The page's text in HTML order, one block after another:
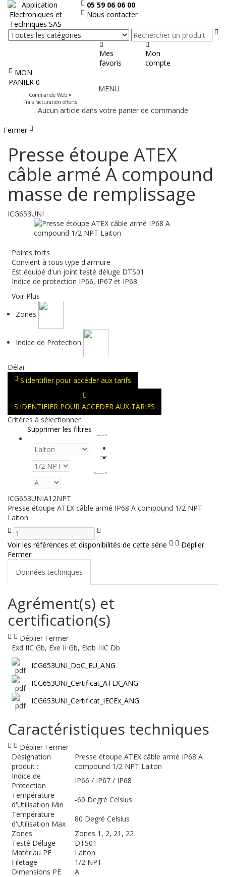
05 59 06 06 00
Nous contacter
Mes
favoris
Mon
compte
MON
PANIER 0
Commande Web =
Frais facturation offerts
le
MENU
Aucun article dans votre panier de commande
Fermer
Presse étoupe ATEX
câble armé A compound
masse de remplissage
ICG653UNI
Points forts
Convient à tous type d'armure
Est équipé d'un joint testé déluge DTS01
Indice de protection IP66, IP67 et IP68
Voir Plus
Zones
Indice de Protection
Délai :
S'identifier pour accéder aux tarifs
S'IDENTIFIER POUR ACCEDER AUX TARIFS
Critères à sélectionner
Supprimer les filtres
Matériau PE :
Filetage :
Dimensions PE :
ICG653UNIA12NPT
Presse étoupe ATEX câble armé IP68 A compound 1/2 NPT
Laiton
Voir les références et disponibilités de cette série
Déplier
Fermer
Données techniques
Agrément(s) et
certification(s)
Déplier Fermer
Exd IIC Gb, Exe II Gb, Extb IIIC Db
ICG653UNI_DoC_EU_ANG
ICG653UNI_Certificat_ATEX_ANG
ICG653UNI_Certificat_IECEx_ANG
Caractéristiques techniques
Déplier Fermer
Désignation
produit :
Presse étoupe ATEX câble armé IP68 A
compound 1/2 NPT Laiton
Indice de
Protection
IP66 / IP67 / IP68
Température
d'Utilisation Min
-60 Degré Celsius
Température
d'Utilisation Max
80 Degré Celsius
Zones
Zones 1, 2, 21, 22
Testé Déluge
DTS01
Matériau PE
Laiton
Filetage
1/2 NPT
Dimensions PE
A